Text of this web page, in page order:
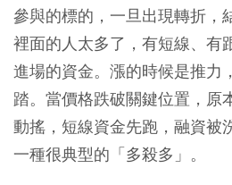
參與的標的，一旦出現轉折，
裡面的人太多了，有短線、有
進場的資金。漲的時候是推力
踏。當價格跌破關鍵位置，原
動搖，短線資金先跑，融資被
一種很典型的「多殺多」。